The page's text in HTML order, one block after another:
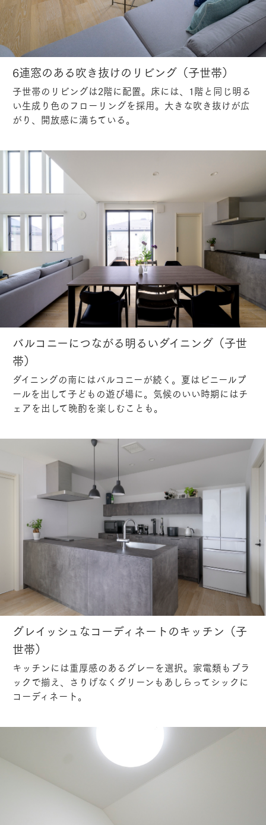
6連窓のある吹き抜けのリビング（子世帯）
子世帯のリビングは2階に配置。床には、1階と同じ明る
い生成り色のフローリングを採用。大きな吹き抜けが広
がり、開放感に満ちている。
バルコニーにつながる明るいダイニング（子世
帯）
ダイニングの南にはバルコニーが続く。夏はビニールプ
ールを出して子どもの遊び場に。気候のいい時期にはチ
ェアを出して晩酌を楽しむことも。
グレイッシュなコーディネートのキッチン（子
世帯）
キッチンには重厚感のあるグレーを選択。家電類もブラ
ックで揃え、さりげなくグリーンもあしらってシックに
コーディネート。